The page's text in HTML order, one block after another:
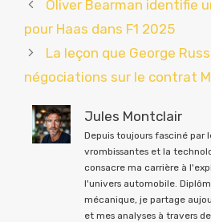
Oliver Bearman identifie
pour Haas dans F1 2025
La leçon que George
négociations sur le contrat
Jules Montclair
Depuis toujours fasciné par
vrombissantes et la
consacre ma carrière à
l'univers automobile.
mécanique, je partage
et mes analyses à travers